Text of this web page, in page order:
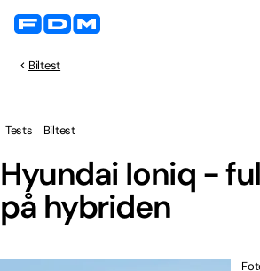
Biltest
Hyundai Ioniq -
på hybriden
Tests Biltest